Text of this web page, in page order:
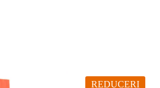
REDUCERI